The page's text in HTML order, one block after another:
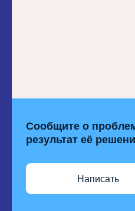
Сообщите о
результат её
Написать